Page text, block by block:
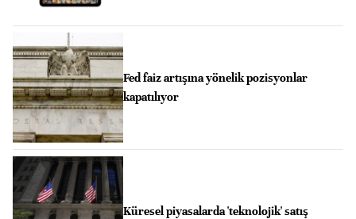
Fed faiz artışına yönelik pozisyonlar
kapatılıyor
Küresel piyasalarda 'teknolojik' satış